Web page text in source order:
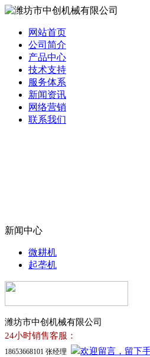
网站首页
公司简介
产品中心
技术支持
服务体系
新闻资讯
网络营销
联系我们
新闻中心
微耕机
起垄机
潍坊市中创机械有限公司
24小时销售客服：
18653668101 张经理